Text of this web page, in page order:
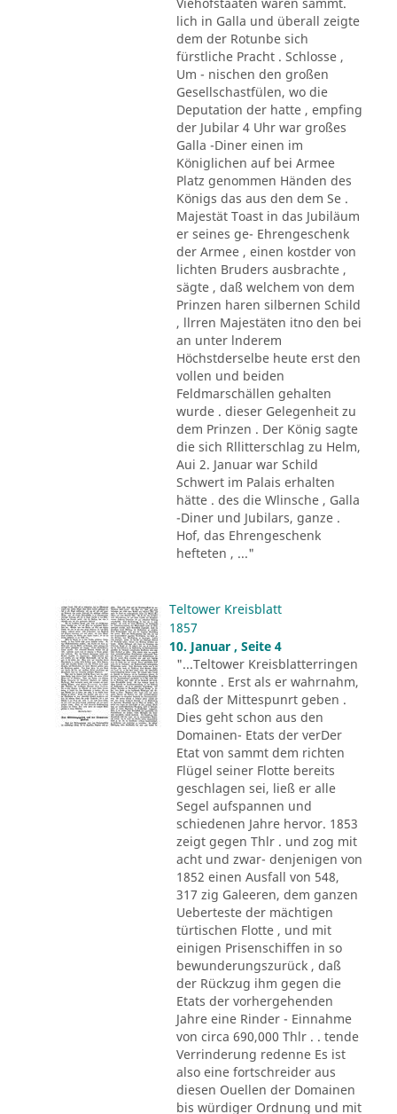
lich in Galla und überall zeigte
dem der Rotunbe sich
fürstliche Pracht . Schlosse ,
Um - nischen den großen
Gesellschastfülen, wo die
Deputation der hatte , empfing
der Jubilar 4 Uhr war großes
Galla -Diner einen im
Königlichen auf bei Armee
Platz genommen Händen des
Königs das aus den dem Se .
Majestät Toast in das Jubiläum
er seines ge- Ehrengeschenk
der Armee , einen kostder von
lichten Bruders ausbrachte ,
sägte , daß welchem von dem
Prinzen haren silbernen Schild
, llrren Majestäten itno den bei
an unter lnderem
Höchstderselbe heute erst den
vollen und beiden
Feldmarschällen gehalten
wurde . dieser Gelegenheit zu
dem Prinzen . Der König sagte
die sich Rllitterschlag zu Helm,
Aui 2. Januar war Schild
Schwert im Palais erhalten
hätte . des die Wlinsche , Galla
-Diner und Jubilars, ganze .
Hof, das Ehrengeschenk
hefteten , ..."
Teltower Kreisblatt
1857
10. Januar , Seite 4
"...Teltower Kreisblatterringen
konnte . Erst als er wahrnahm,
daß der Mittespunrt geben .
Dies geht schon aus den
Domainen- Etats der verDer
Etat von sammt dem richten
Flügel seiner Flotte bereits
geschlagen sei, ließ er alle
Segel aufspannen und
schiedenen Jahre hervor. 1853
zeigt gegen Thlr . und zog mit
acht und zwar- denjenigen von
1852 einen Ausfall von 548,
317 zig Galeeren, dem ganzen
Ueberteste der mächtigen
türtischen Flotte , und mit
einigen Prisenschiffen in so
bewunderungszurück , daß
der Rückzug ihm gegen die
Etats der vorhergehenden
Jahre eine Rinder - Einnahme
von circa 690,000 Thlr . . tende
Verrinderung redenne Es ist
also eine fortschreider aus
diesen Ouellen der Domainen
bis würdiger Ordnung und mit